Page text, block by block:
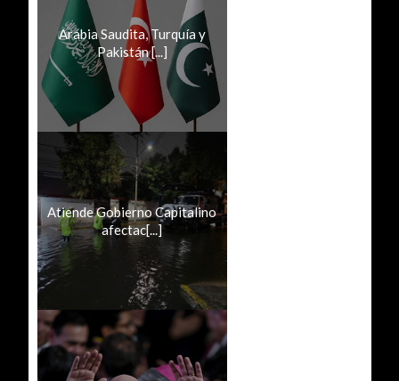
Arabia Saudita, Turquía y
Pakistán [...]
Atiende Gobierno Capitalino
afectac[...]